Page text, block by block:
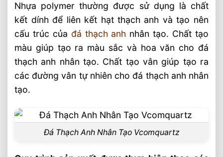
Với vân đá tự nhiên
Màu sắc đa dạng
Mặt bóng mịn và mặt nhám
Mô phỏng đá tự nhiên khác
Có nên sử dụng đá thạch anh nhân tạo
trong trang trí nội thất?
Nhựa polymer thường được sử dụng là chất
kết dính để liên kết hạt thạch anh và tạo nên
cấu trúc của đá thạch anh nhân tạo. Chất tạo
màu giúp tạo ra màu sắc và hoa văn cho đá
thạch anh nhân tạo. Chất tạo vân giúp tạo ra
các đường vân tự nhiên cho đá thạch anh nhân
tạo.
Đá Thạch Anh Nhân Tạo Vcomquartz